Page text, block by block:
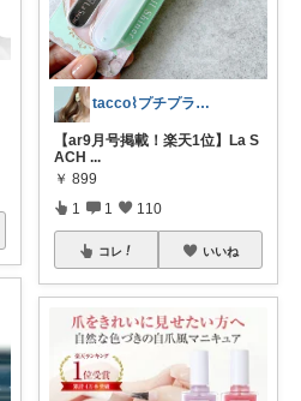
tacco⌇プチプラ服と愛用品
【ar9月号掲載！楽天1位】La S
ACH ...
￥ 899
1 1 110
コレ いいね